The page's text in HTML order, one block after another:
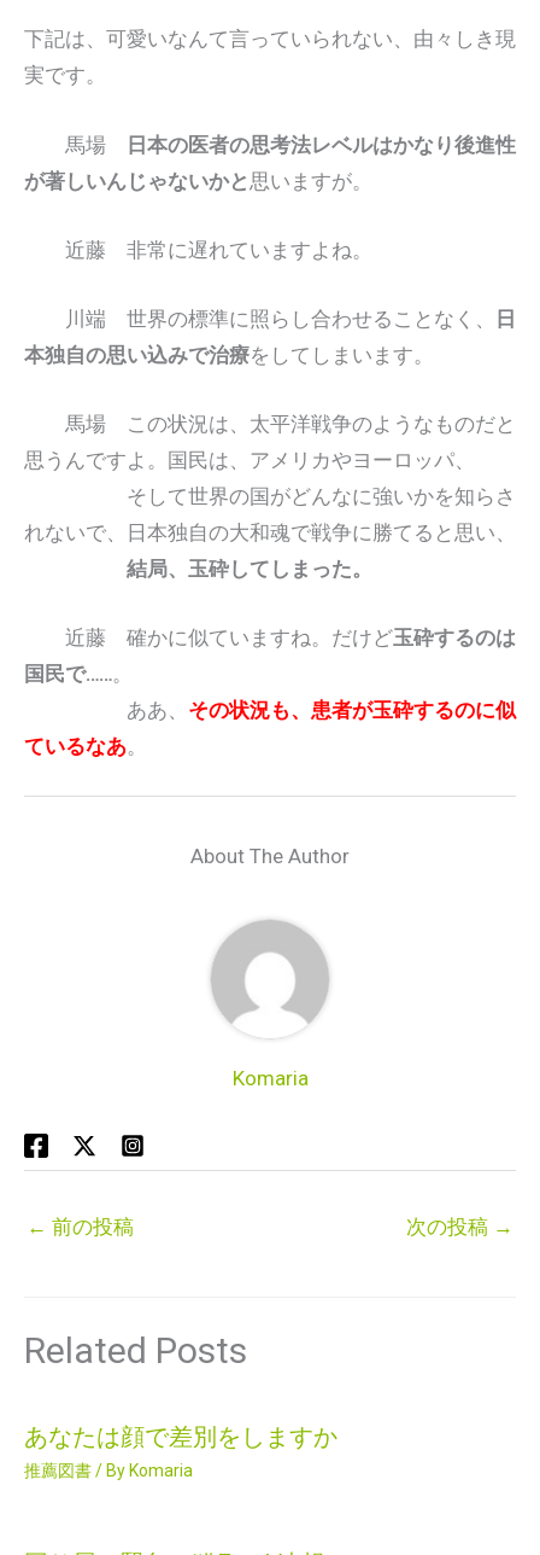
下記は、可愛いなんて言っていられない、由々しき現
実です。
馬場
日本の医者の思考法レベルはかなり後進性
が著しいんじゃないかと 思いますが。
近藤 非常に遅れていますよね。
川端 世界の標準に照らし合わせることなく、
日
本独自の思い込みで治療をしてしまいます。
馬場 この状況は、太平洋戦争のようなものだと
思うんですよ。国民は、アメリカやヨーロッパ、
そして世界の国がどんなに強いかを知らさ
れないで、日本独自の大和魂で戦争に勝てると思い、
結局、玉砕してしまった。
近藤 確かに似ていますね。だけど玉砕するのは
国民で……。
ああ、 その状況も、患者が玉砕するのに似
ているなあ。
About The Author
Komaria
← 前の投稿 次の投稿 →
Related Posts
あなたは顔で差別をしますか
推薦図書/ ByKomaria